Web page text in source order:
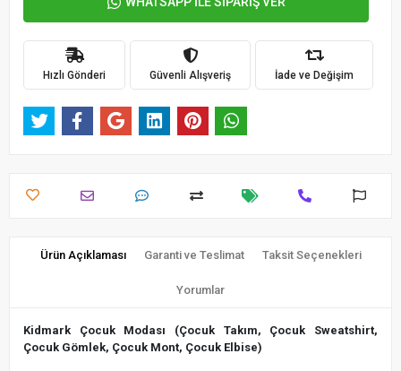
Hızlı Gönderi Güvenli Alışveriş İade ve Değişim
Ürün Açıklaması Garanti ve Teslimat Taksit Seçenekleri
Yorumlar
Kidmark Çocuk Modası (Çocuk Takım, Çocuk Sweatshirt,
Çocuk Gömlek, Çocuk Mont, Çocuk Elbise)